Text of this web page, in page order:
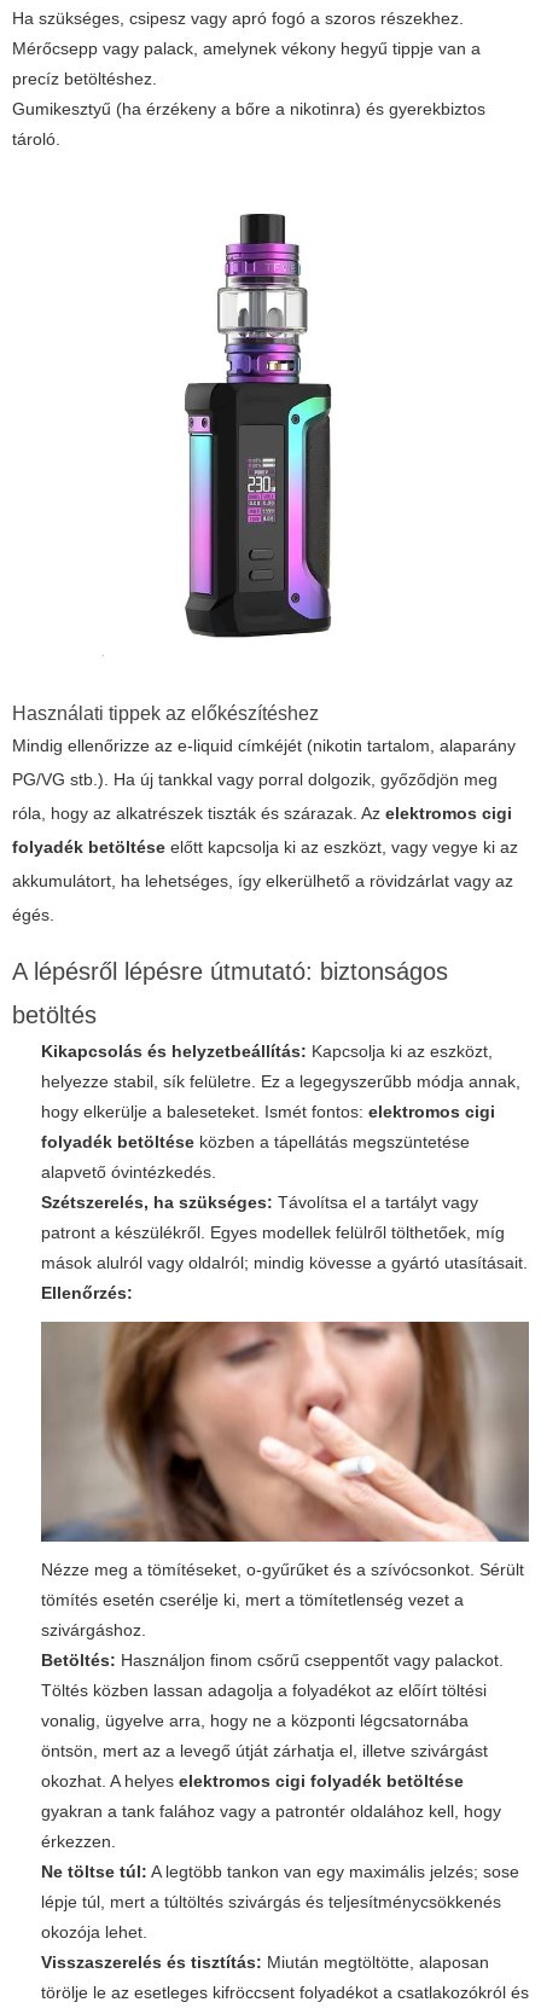
Ha szükséges, csipesz vagy apró fogó a szoros részekhez.
Mérőcsepp vagy palack, amelynek vékony hegyű tippje van a
precíz betöltéshez.
Gumikesztyű (ha érzékeny a bőre a nikotinra) és gyerekbiztos
tároló.
Használati tippek az előkészítéshez
Mindig ellenőrizze az e-liquid címkéjét (nikotin tartalom, alaparány
PG/VG stb.). Ha új tankkal vagy porral dolgozik, győződjön meg
róla, hogy az alkatrészek tiszták és szárazak. Az elektromos cigi
folyadék betöltése előtt kapcsolja ki az eszközt, vagy vegye ki az
akkumulátort, ha lehetséges, így elkerülhető a rövidzárlat vagy az
égés.
A lépésről lépésre útmutató: biztonságos
betöltés
Kikapcsolás és helyzetbeállítás: Kapcsolja ki az eszközt,
helyezze stabil, sík felületre. Ez a legegyszerűbb módja annak,
hogy elkerülje a baleseteket. Ismét fontos: elektromos cigi
folyadék betöltése közben a tápellátás megszüntetése
alapvető óvintézkedés.
Szétszerelés, ha szükséges: Távolítsa el a tartályt vagy
patront a készülékről. Egyes modellek felülről tölthetőek, míg
mások alulról vagy oldalról; mindig kövesse a gyártó utasításait.
Ellenőrzés:
Nézze meg a tömítéseket, o-gyűrűket és a szívócsonkot. Sérült
tömítés esetén cserélje ki, mert a tömítetlenség vezet a
szivárgáshoz.
Betöltés: Használjon finom csőrű cseppentőt vagy palackot.
Töltés közben lassan adagolja a folyadékot az előírt töltési
vonalig, ügyelve arra, hogy ne a központi légcsatornába
öntsön, mert az a levegő útját zárhatja el, illetve szivárgást
okozhat. A helyes elektromos cigi folyadék betöltése
gyakran a tank falához vagy a patrontér oldalához kell, hogy
érkezzen.
Ne töltse túl: A legtöbb tankon van egy maximális jelzés; sose
lépje túl, mert a túltöltés szivárgás és teljesítménycsökkenés
okozója lehet.
Visszaszerelés és tisztítás: Miután megtöltötte, alaposan
törölje le az esetleges kifröccsent folyadékot a csatlakozókról és